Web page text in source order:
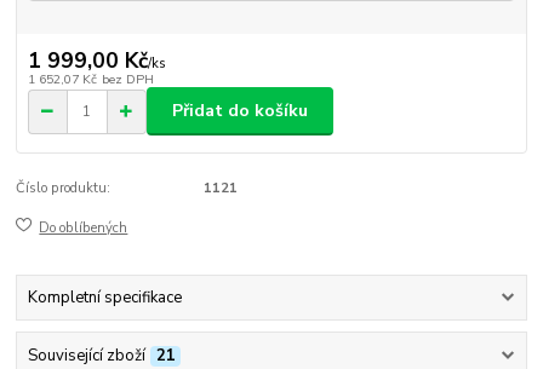
1 999,00 Kč/ks
1 652,07 Kč bez DPH
Přidat do košíku
Číslo produktu: 1121
Do oblíbených
Kompletní specifikace
Související zboží 21